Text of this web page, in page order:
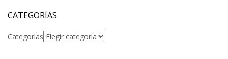
CATEGORÍAS
Categorías